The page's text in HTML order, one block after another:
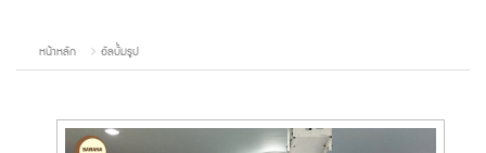
หน้าหลัก อัลบั้มรูป